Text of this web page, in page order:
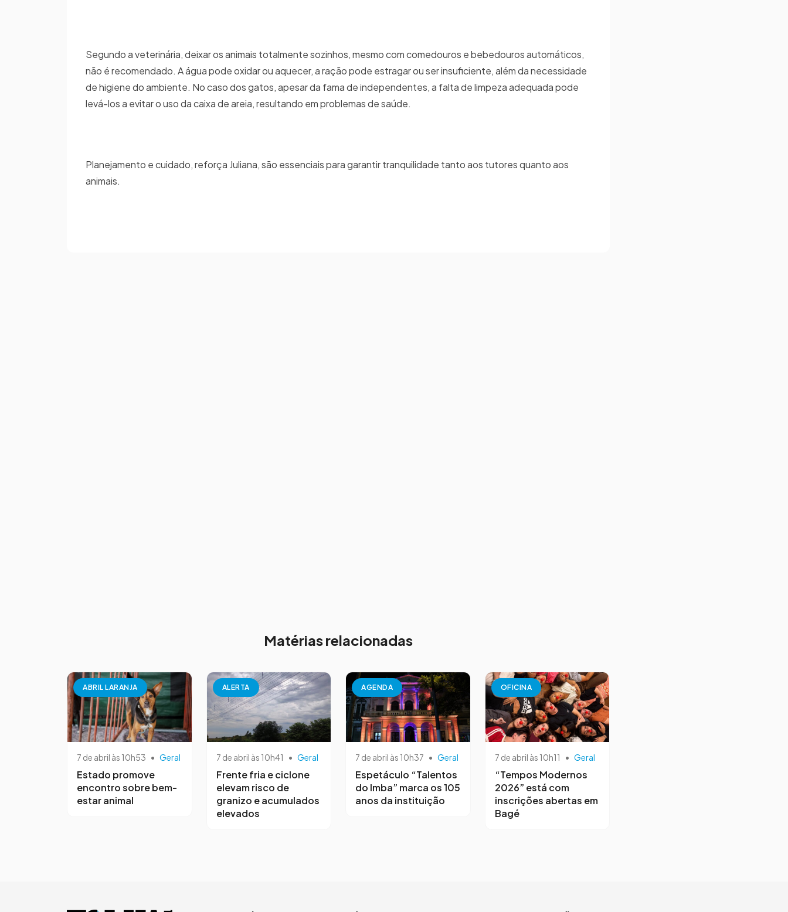
Segundo a veterinária, deixar os animais totalmente sozinhos, mesmo com comedouros e bebedouros automáticos,
não é recomendado. A água pode oxidar ou aquecer, a ração pode estragar ou ser insuficiente, além da necessidade
de higiene do ambiente. No caso dos gatos, apesar da fama de independentes, a falta de limpeza adequada pode
levá-los a evitar o uso da caixa de areia, resultando em problemas de saúde.
Planejamento e cuidado, reforça Juliana, são essenciais para garantir tranquilidade tanto aos tutores quanto aos
animais.
Matérias relacionadas
ABRIL LARANJA
7 de abril às 10h53 • Geral
Estado promove
encontro sobre bem-
estar animal
ALERTA
7 de abril às 10h41 • Geral
Frente fria e ciclone
elevam risco de
granizo e acumulados
elevados
AGENDA
7 de abril às 10h37 • Geral
Espetáculo “Talentos
do Imba” marca os 105
anos da instituição
OFICINA
7 de abril às 10h11 • Geral
“Tempos Modernos
2026” está com
inscrições abertas em
Bagé